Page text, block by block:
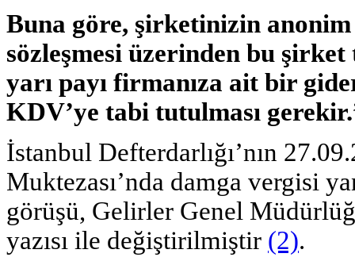
Buna göre, şirketinizin
sözleşmesi üzerinden bu
yarı payı firmanıza ait bir
KDV’ye tabi tutulması
İstanbul Defterdarlığı’nın
Muktezası’nda damga vergisi
görüşü, Gelirler Genel
yazısı ile değiştirilmiştir (2).